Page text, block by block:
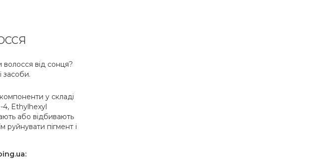
від сонця?
засоби.
у складі
4, Ethylhexyl
або відбивають
руйнувати пігмент і